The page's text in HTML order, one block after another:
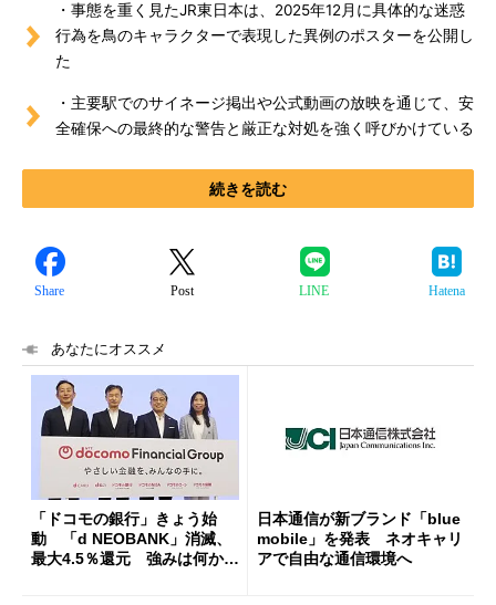
・事態を重く見たJR東日本は、2025年12月に具体的な迷惑
行為を鳥のキャラクターで表現した異例のポスターを公開し
た
・主要駅でのサイネージ掲出や公式動画の放映を通じて、安
全確保への最終的な警告と厳正な対処を強く呼びかけている
続きを読む
Share Post LINE Hatena
あなたにオススメ
「ドコモの銀行」きょう始
動 「d NEOBANK」消滅、
最大4.5％還元 強みは何か解
日本通信が新ブランド「blue
mobile」を発表 ネオキャリ
アで自由な通信環境へ